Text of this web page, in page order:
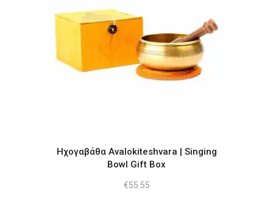
Ηχογαβάθα Avalokiteshvara | Singing
Bowl Gift Box
€55.55